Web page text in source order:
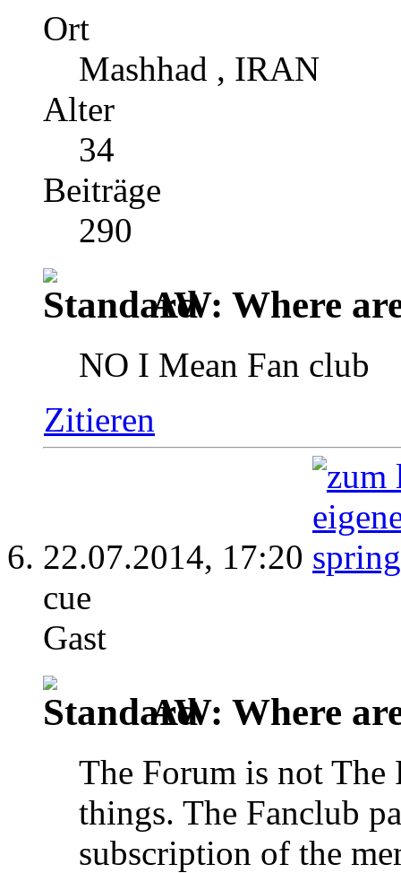
Ort
Mashhad , IRAN
Alter
34
Beiträge
290
AW: Where
NO I Mean Fan club
Zitieren
22.07.2014, 17:20
cue
Gast
AW: Where
The Forum is not The
things. The Fanclub
subscription of the